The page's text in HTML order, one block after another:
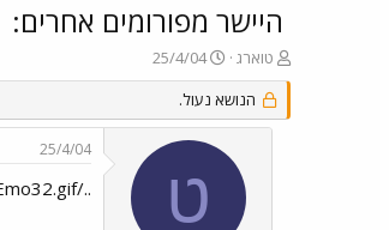
היישר מפורומים אחרים:
פ
ו
ת
ח
טוארג
פ
ו
ר
ס
ם
ת
א
25/4/04
הנושא נעול.
ט
25/4/04
../images/Emo32.gif היישר מפורומים אחרים: